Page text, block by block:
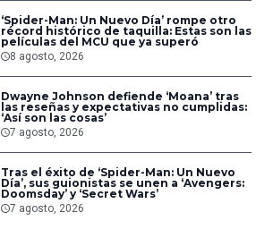
‘Spider-Man: Un Nuevo Día’ rompe otro
récord histórico de taquilla: Estas son las
películas del MCU que ya superó
8 agosto, 2026
Dwayne Johnson defiende ‘Moana’ tras
las reseñas y expectativas no cumplidas:
‘Así son las cosas’
7 agosto, 2026
Tras el éxito de ‘Spider-Man: Un Nuevo
Día’, sus guionistas se unen a ‘Avengers:
Doomsday’ y ‘Secret Wars’
7 agosto, 2026